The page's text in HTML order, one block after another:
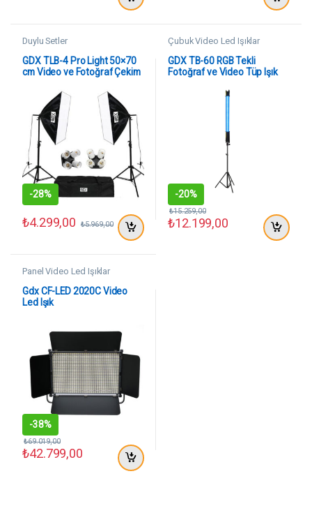
Duylu Setler
GDX TLB-4 Pro Light 50×70
cm Video ve Fotoğraf Çekim
Softbox – Lambasız
-28%
₺4.299,00 ₺5.969,00
Çubuk Video Led Işıklar
GDX TB-60 RGB Tekli
Fotoğraf ve Video Tüp Işık
-20%
₺12.199,00
₺15.259,00
Panel Video Led Işıklar
Gdx CF-LED 2020C Video
Led Işık
-38%
₺42.799,00
₺69.019,00